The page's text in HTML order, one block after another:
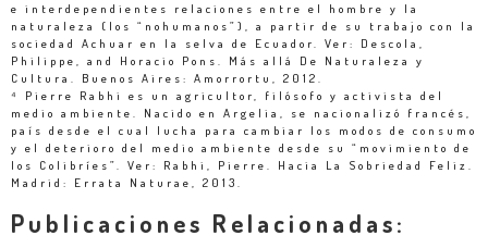
e interdependientes relaciones entre el hombre y la
naturaleza (los “nohumanos”), a partir de su trabajo con la
sociedad Achuar en la selva de Ecuador. Ver: Descola,
Philippe, and Horacio Pons. Más allá De Naturaleza y
Cultura. Buenos Aires: Amorrortu, 2012.
⁴ Pierre Rabhi es un agricultor, filósofo y activista del
medio ambiente. Nacido en Argelia, se nacionalizó francés,
país desde el cual lucha para cambiar los modos de consumo
y el deterioro del medio ambiente desde su “movimiento de
los Colibríes”. Ver: Rabhi, Pierre. Hacia La Sobriedad Feliz.
Madrid: Errata Naturae, 2013.
Publicaciones Relacionadas: